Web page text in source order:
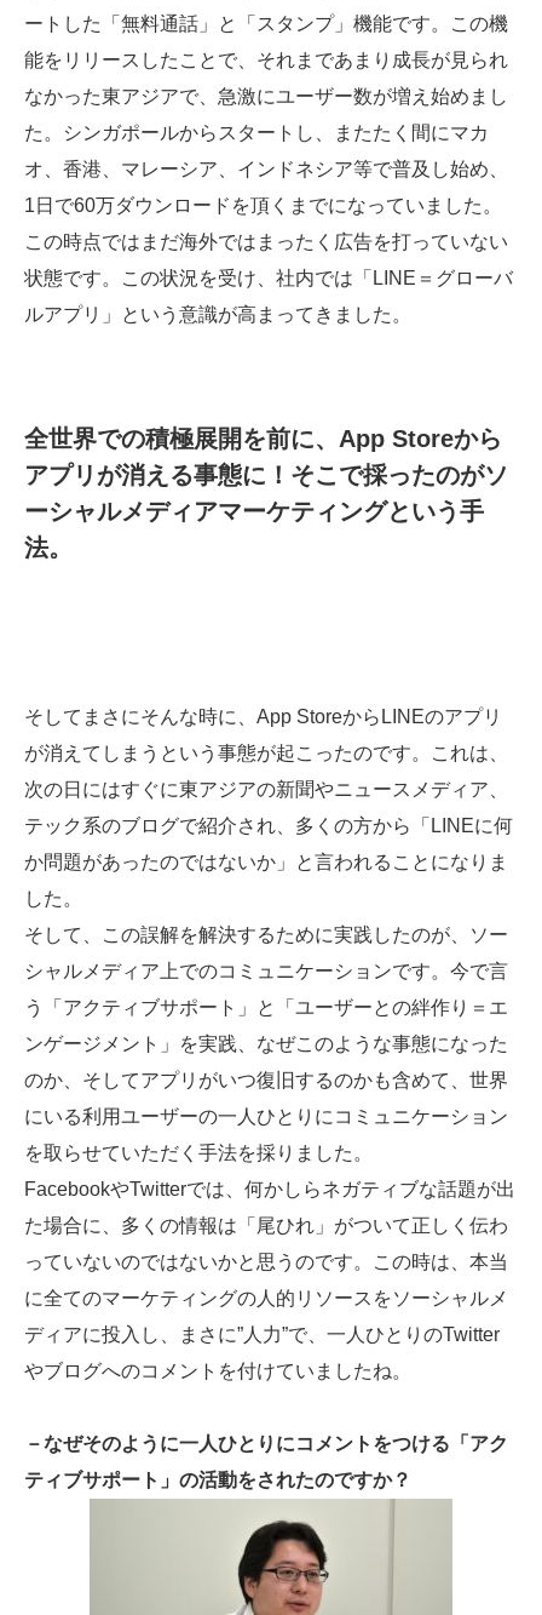
ートした「無料通話」と「スタンプ」機能です。この機
能をリリースしたことで、それまであまり成長が見られ
なかった東アジアで、急激にユーザー数が増え始めまし
た。シンガポールからスタートし、またたく間にマカ
オ、香港、マレーシア、インドネシア等で普及し始め、
1日で60万ダウンロードを頂くまでになっていました。
この時点ではまだ海外ではまったく広告を打っていない
状態です。この状況を受け、社内では「LINE＝グローバ
ルアプリ」という意識が高まってきました。
全世界での積極展開を前に、App Storeから
アプリが消える事態に！そこで採ったのがソ
ーシャルメディアマーケティングという手
法。
そしてまさにそんな時に、App StoreからLINEのアプリ
が消えてしまうという事態が起こったのです。これは、
次の日にはすぐに東アジアの新聞やニュースメディア、
テック系のブログで紹介され、多くの方から「LINEに何
か問題があったのではないか」と言われることになりま
した。
そして、この誤解を解決するために実践したのが、ソー
シャルメディア上でのコミュニケーションです。今で言
う「アクティブサポート」と「ユーザーとの絆作り＝エ
ンゲージメント」を実践、なぜこのような事態になった
のか、そしてアプリがいつ復旧するのかも含めて、世界
にいる利用ユーザーの一人ひとりにコミュニケーション
を取らせていただく手法を採りました。
FacebookやTwitterでは、何かしらネガティブな話題が出
た場合に、多くの情報は「尾ひれ」がついて正しく伝わ
っていないのではないかと思うのです。この時は、本当
に全てのマーケティングの人的リソースをソーシャルメ
ディアに投入し、まさに”人力”で、一人ひとりのTwitter
やブログへのコメントを付けていましたね。
－なぜそのように一人ひとりにコメントをつける「アク
ティブサポート」の活動をされたのですか？